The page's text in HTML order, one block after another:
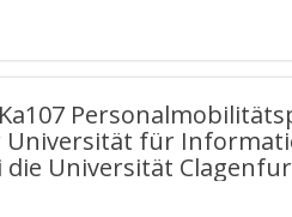
für
Universität